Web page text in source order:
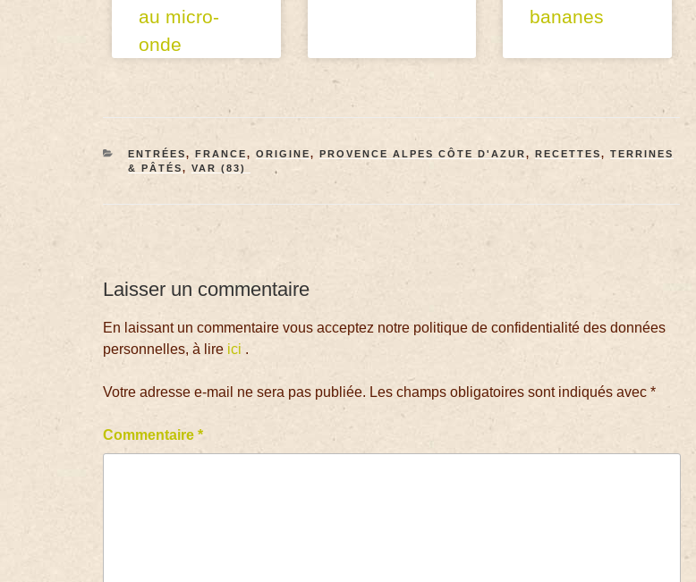
au micro-
onde
bananes
ENTRÉES, FRANCE, ORIGINE, PROVENCE ALPES CÔTE D'AZUR, RECETTES, TERRINES
& PÂTÉS, VAR (83)
Laisser un commentaire
En laissant un commentaire vous acceptez notre politique de confidentialité des données
personnelles, à lire ici .
Votre adresse e-mail ne sera pas publiée. Les champs obligatoires sont indiqués avec*
Commentaire*